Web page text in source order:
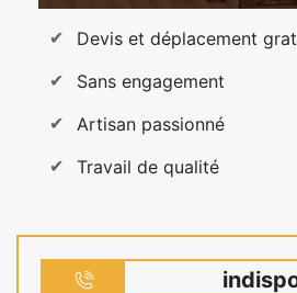
Devis et déplacement
Sans engagement
Artisan passionné
Travail de qualité